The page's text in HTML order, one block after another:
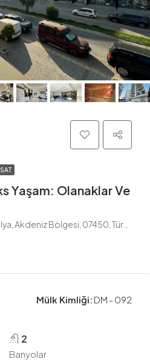
Yaşam: Olanaklar Ve
Akdeniz Bölgesi, 07450, Türkiye
Mülk Kimliği: DM - 092
2
Banyolar